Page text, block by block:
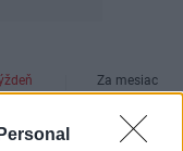
Za mesiac
presne podľa